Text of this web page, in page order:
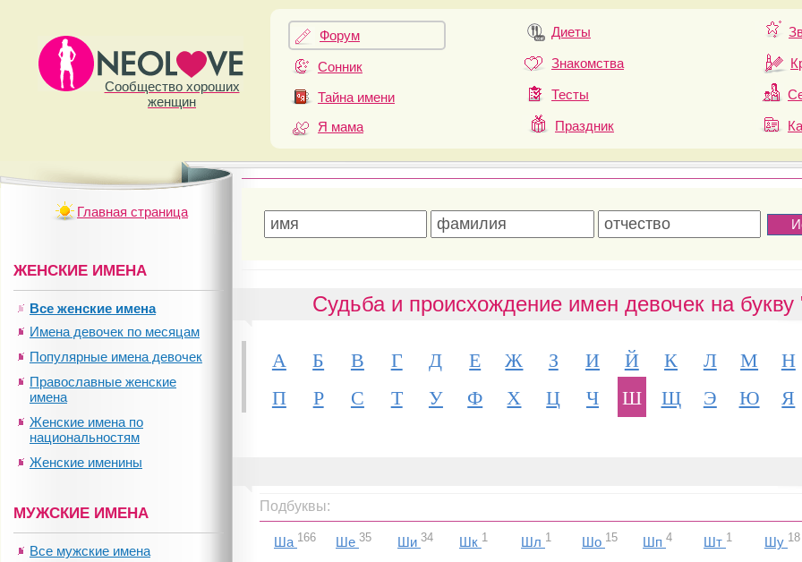
Сообщество хороших
женщин
Форум
Сонник
Тайна имени
Я мама
Диеты
Знакомства
Тесты
Праздник
Судьба и происхождение имен девочек на
А Б В Г Д Е Ж З И Й К Л М
Н
П
Р С Т У Ф Х Ц Ч Ш Щ Э Ю Я
Подбуквы:
Ша 166 Ше 35 Ши 34 Шк 1 Шл 1 Шо 15 Шп 4 Шт 1 Шу 18
Главная страница
ЖЕНСКИЕ ИМЕНА
Все женские имена
Имена девочек по месяцам
Популярные имена девочек
Православные женские
имена
Женские имена по
национальностям
Женские именины
МУЖСКИЕ ИМЕНА
Все мужские имена